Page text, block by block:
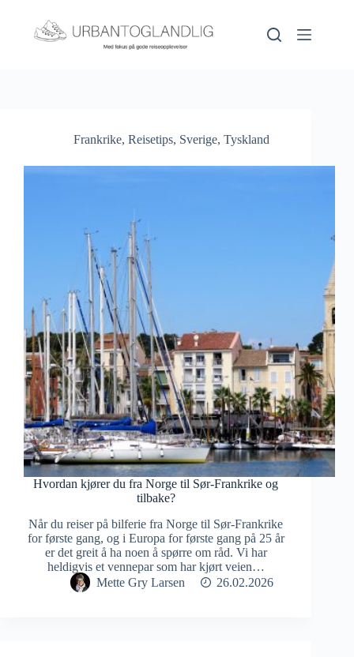
innholdet
Frankrike,Reisetips, Sverige,Tyskland
Hvordan kjører du fra Norge til Sør-Frankrike og
tilbake?
Når du reiser på bilferie fra Norge til Sør-Frankrike
for første gang, og i Europa for første gang på 25 år
er det greit å ha noen å spørre om råd. Vi har
heldigvis et vennepar som har kjørt veien…
Mette Gry Larsen
26.02.2026